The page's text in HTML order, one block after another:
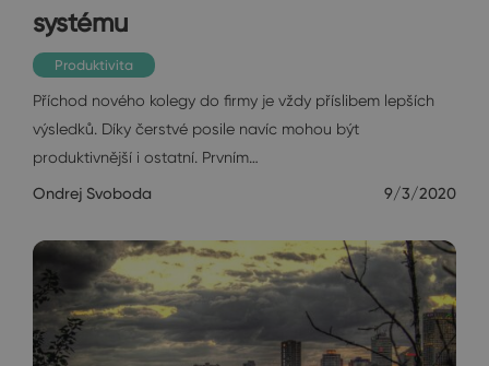
systému
Produktivita
Příchod nového kolegy do firmy je vždy příslibem lepších
výsledků. Díky čerstvé posile navíc mohou být
produktivnější i ostatní. Prvním…
Ondrej Svoboda 9/3/2020